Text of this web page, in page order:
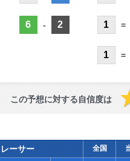
6 - 2 1 =
1 =
この予想に対する自信度は
ーサー 全国